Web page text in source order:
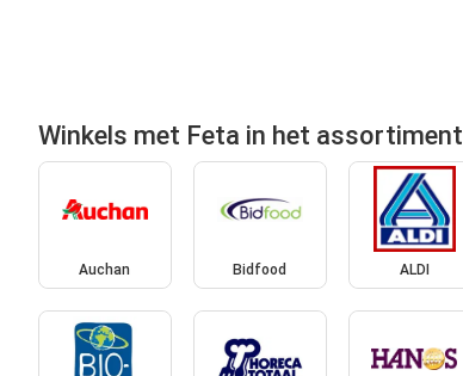
Winkels met Feta in het assortiment
Auchan Bidfood ALDI